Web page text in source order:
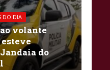
DO DIA
volante
do